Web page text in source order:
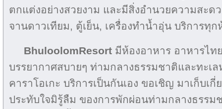
ตกแต่งอย่างสวยงาม และมีสิ่งอำนวยความสะด
จานดาวเทียม, ตู้เย็น, เครื่องทำน้ำอุ่น บริการทุก
BhuloolomResort มีห้องอาหาร อาหารไท
บรรยากาศสบายๆ ท่ามกลางธรรมชาติและทะเ
คาราโอเกะ บริการเป็นกันเอง ขอเชิญ มาเก็บเ
ประทับใจมิรู้ลืม ของการพักผ่อนท่ามกลางธรร